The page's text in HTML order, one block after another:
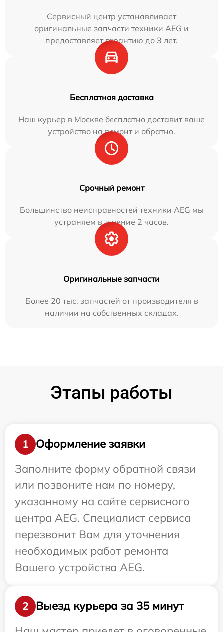
Сервисный центр устанавливает
оригинальные запчасти техники AEG и
предоставляет гарантию до 3 лет.
Бесплатная доставка
Наш курьер в Москве бесплатно доставит ваше
устройство на ремонт и обратно.
Срочный ремонт
Большинство неисправностей техники AEG мы
устраняем в течение 2 часов.
Оригинальные запчасти
Более 20 тыс. запчастей от производителя в
наличии на собственных складах.
Этапы работы
1
Оформление заявки
Заполните форму обратной связи
или позвоните нам по номеру,
указанному на сайте сервисного
центра AEG. Специалист сервиса
перезвонит Вам для уточнения
необходимых работ ремонта
Вашего устройства AEG.
2
Выезд курьера за 35 минут